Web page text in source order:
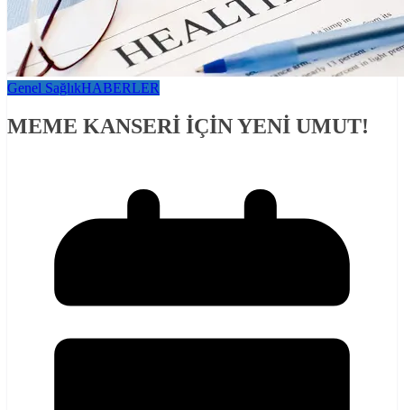
Genel SağlıkHABERLER
MEME KANSERİ İÇİN YENİ UMUT!